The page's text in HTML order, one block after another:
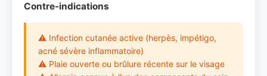
Contre-indications
⚠ Infection cutanée active (herpès, impétigo,
acné sévère inflammatoire)
⚠ Plaie ouverte ou brûlure récente sur le visage